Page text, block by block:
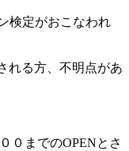
検定がおこなわれ
れる方、不明点があ
０までのOPENとさ